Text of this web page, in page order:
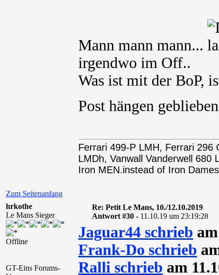
Mann mann mann...
irgendwo im Off..
Was ist mit der BoP,
Post hängen
Zum Seitenanfang
Ferrari 499-P LMH, Ferrari 296
LMDh, Vanwall Vanderwell
Iron MEN.instead of Iron
hrkothe
Le Mans Sieger
Offline
GT-Eins Forums-
Re: Petit Le Mans, 10./12.10.2019
Antwort #30 - 11.10.19 um 23:19:28
Jaguar44 schrieb
Frank-Do schrieb
Ralli schrieb am